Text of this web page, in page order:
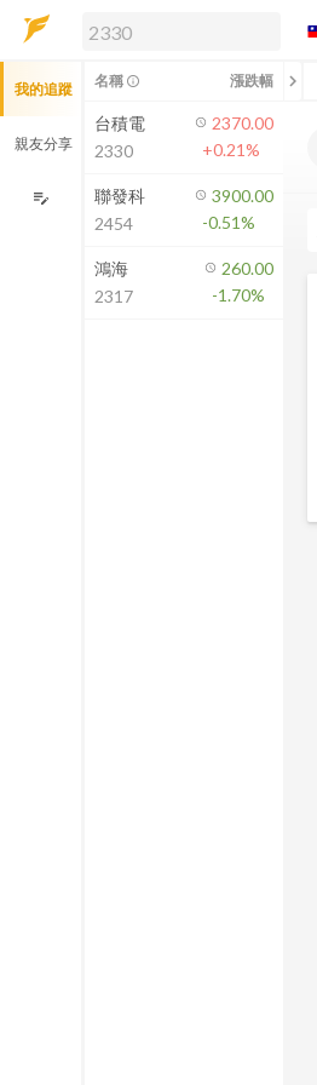
解鎖即時行情及進階功能
方案」，即可解鎖以下功能：
即時行情
即時市況與排行
成交金額熱力圖
前往方案訂閱
如何綁定合作券商
我的追蹤
親友分享
edit_note
名稱 info_outline 漲跌幅 chevron_left
台積電
2330
2370.00
+0.21%
聯發科
2454
3900.00
-0.51%
鴻海
2317
260.00
-1.70%